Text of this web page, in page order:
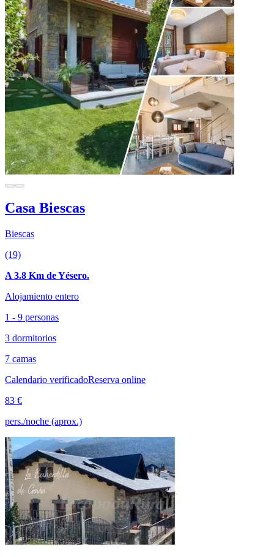
Casa Biescas
Biescas
(19)
A 3.8 Km de Yésero.
Alojamiento entero
1 - 9 personas
3 dormitorios
7 camas
Calendario verificadoReserva online
83 €
pers./noche (aprox.)